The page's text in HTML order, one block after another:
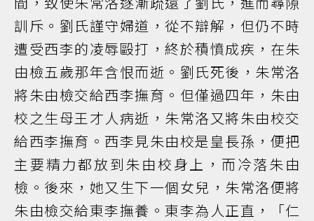
訓斥。劉氏謹守婦道，從不辯解，但仍不時
遭受西李的凌辱毆打，終於積憤成疾，在朱
由檢五歲那年含恨而逝。劉氏死後，朱常洛
將朱由檢交給西李撫育。但僅過四年，朱由
校之生母王才人病逝，朱常洛又將朱由校交
給西李撫育。西李見朱由校是皇長孫，便把
主要精力都放到朱由校身上，而冷落朱由
檢。後來，她又生下一個女兒，朱常洛便將
朱由檢交給東李撫養。東李為人正直，「仁